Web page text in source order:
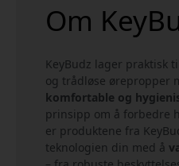
Om
KeyBudz lager praktisk
og trådløse ørepropper
komfortable og
prinsipp om å forbedre
er produktene fra
teknologien din med å